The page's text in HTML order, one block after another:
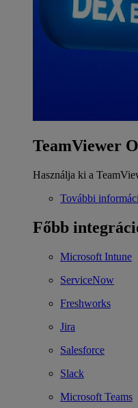
TeamViewer
Használja ki a
További
Főbb
Microsoft Intune
ServiceNow
Freshworks
Jira
Salesforce
Slack
Microsoft Teams